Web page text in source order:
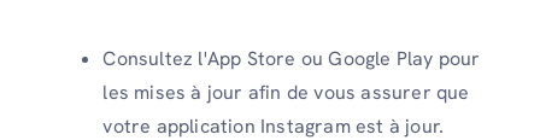
Consultez l'App Store ou Google Play pour
les mises à jour afin de vous assurer que
votre application Instagram est à jour.